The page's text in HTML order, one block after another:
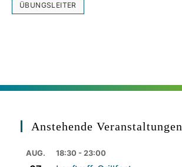
ÜBUNGSLEITER
Anstehende Veranstaltungen
AUG. 18:30 - 23:00